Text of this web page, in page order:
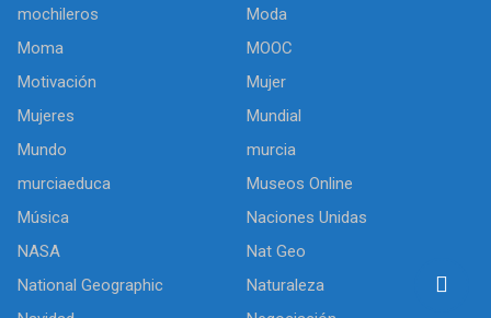
mochileros
Moda
Moma
MOOC
Motivación
Mujer
Mujeres
Mundial
Mundo
murcia
murciaeduca
Museos Online
Música
Naciones Unidas
NASA
Nat Geo
National Geographic
Naturaleza